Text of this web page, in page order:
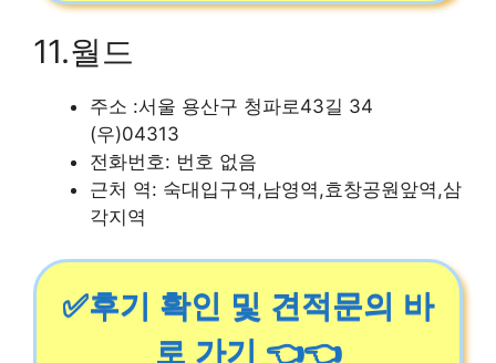
11.월드
주소 :서울 용산구 청파로43길 34
(우)04313
전화번호: 번호 없음
근처 역: 숙대입구역,남영역,효창공원앞역,삼
각지역
✅후기 확인 및 견적문의 바
로 가기 👈👈